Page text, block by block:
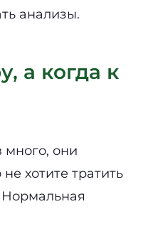
анализы.
а когда к
много, они
хотите тратить